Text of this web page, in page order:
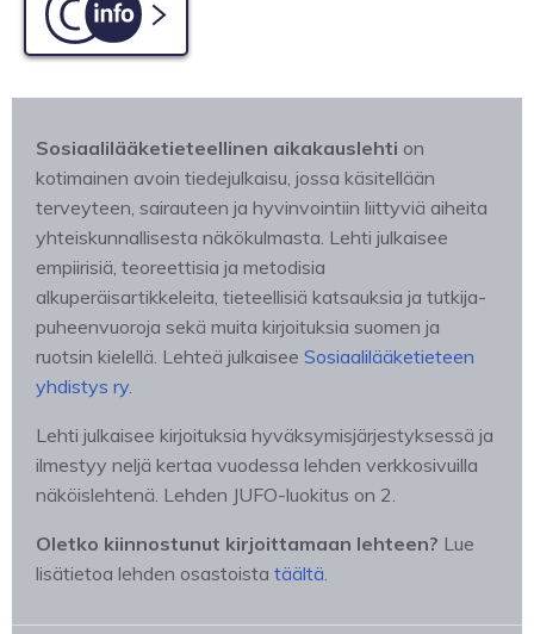
C-info
Sosiaalilääketieteellinen aikakauslehti on
kotimainen avoin tiedejulkaisu, jossa käsitellään
terveyteen, sairauteen ja hyvinvointiin liittyviä aiheita
yhteiskunnallisesta näkökulmasta. Lehti julkaisee
empiirisiä, teoreettisia ja metodisia
alkuperäisartikkeleita, tieteellisiä katsauksia ja tutkija-
puheenvuoroja sekä muita kirjoituksia suomen ja
ruotsin kielellä. Lehteä julkaisee Sosiaalilääketieteen
yhdistys ry.
Lehti julkaisee kirjoituksia hyväksymisjärjestyksessä ja
ilmestyy neljä kertaa vuodessa lehden verkkosivuilla
näköislehtenä. Lehden JUFO-luokitus on 2.
Oletko kiinnostunut kirjoittamaan lehteen? Lue
lisätietoa lehden osastoista täältä.